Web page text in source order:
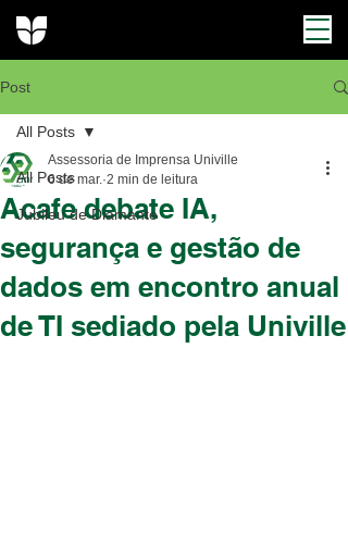
Post
All Posts
Jubileu de Diamante
All Posts
Acafe debate IA,
segurança e gestão de
dados em encontro anual
de TI sediado pela Univille
Assessoria de Imprensa Univille
6 de mar. 2 min de leitura